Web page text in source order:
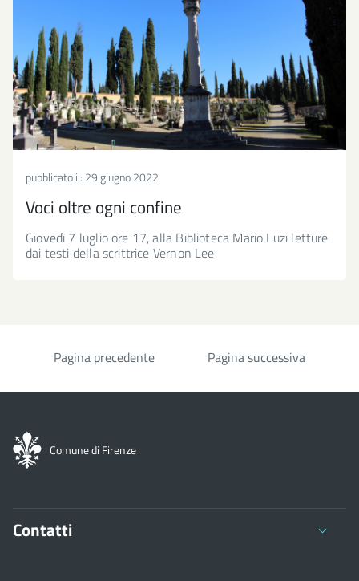
pubblicato il: 29 giugno 2022
Voci oltre ogni confine
Giovedì 7 luglio ore 17, alla Biblioteca Mario Luzi letture
dai testi della scrittrice Vernon Lee
Paginazione
Pagina precedente Pagina successiva
Comune di Firenze
Contatti